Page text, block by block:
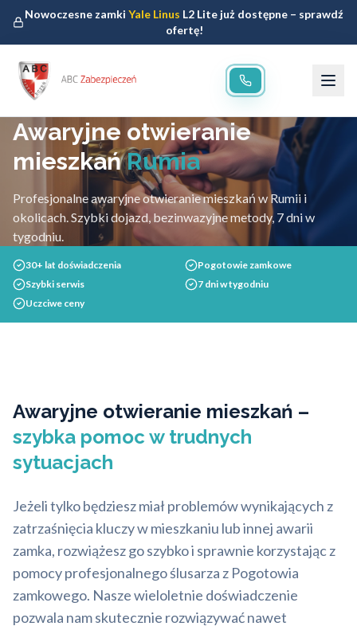
Nowoczesne zamkiYale Linus L2 Lite już dostępne – sprawdź
ofertę!
Awaryjne otwieranie
mieszkańRumia
Profesjonalne awaryjne otwieranie mieszkań w Rumii i
okolicach. Szybki dojazd, bezinwazyjne metody, 7 dni w
tygodniu.
30+ lat doświadczenia
Pogotowie zamkowe
Szybki serwis
7 dni w tygodniu
Uczciwe ceny
Awaryjne otwieranie mieszkań –
szybka pomoc w trudnych
sytuacjach
Jeżeli tylko będziesz miał problemów wynikających z
zatrzaśnięcia kluczy w mieszkaniu lub innej awarii
zamka, rozwiążesz go szybko i sprawnie korzystając z
pomocy profesjonalnego ślusarza z Pogotowia
zamkowego. Nasze wieloletnie doświadczenie
pozwala nam skutecznie rozwiązywać nawet